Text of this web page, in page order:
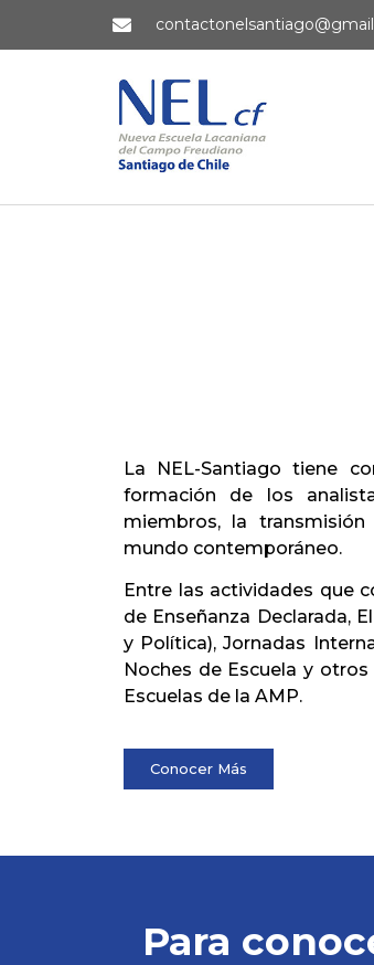
La NEL-Santiago tiene
formación de los
miembros, la
mundo contemporáneo.
Entre las actividades que
de Enseñanza Declarada,
y Política), Jornadas
Noches de Escuela y
Escuelas de la AMP.
Conocer Más
Para